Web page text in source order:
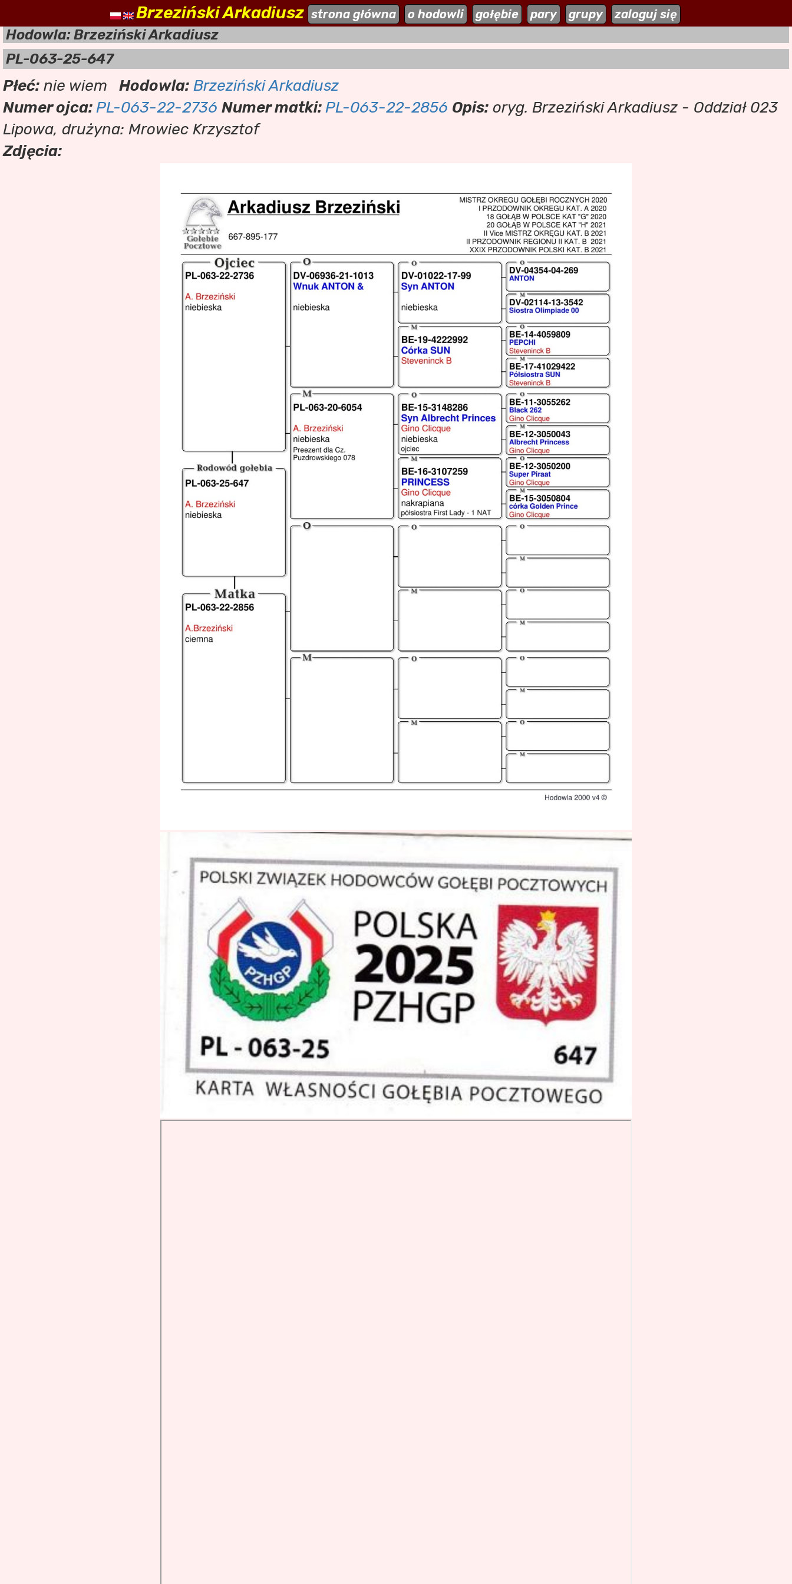
naszehodowle.pl aktualności dodaj stronę zaloguj się
Brzeziński Arkadiusz strona główna o hodowli gołębie pary grupy zaloguj się
Hodowla: Brzeziński Arkadiusz
PL-063-25-647
Płeć: nie wiem Hodowla: Brzeziński Arkadiusz
Numer ojca:PL-063-22-2736 Numer matki:PL-063-22-2856 Opis: oryg. Brzeziński Arkadiusz - Oddział 023
Lipowa, drużyna: Mrowiec Krzysztof
Zdjęcia: